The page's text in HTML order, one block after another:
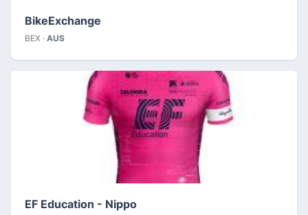
BikeExchange
BEX · AUS
EF Education - Nippo